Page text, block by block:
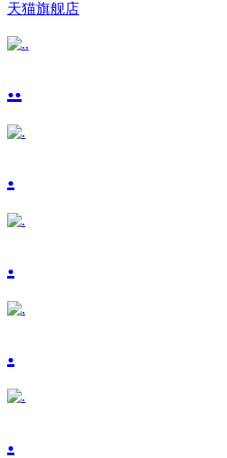
天猫旗舰店
..
.
.
.
.